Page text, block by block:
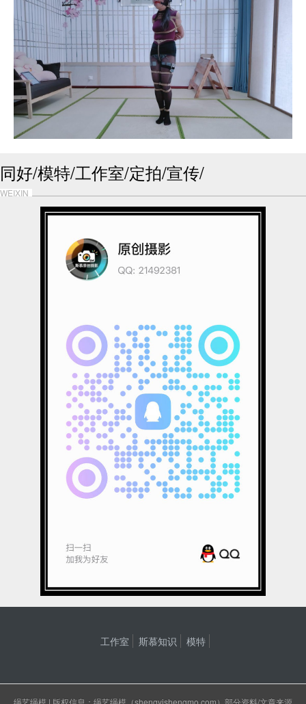
同好/模特/工作室/定拍/宣传/
WEIXIN
工作室 斯慕知识 模特